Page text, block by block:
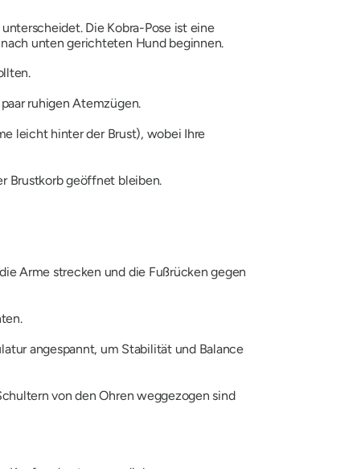
Die Kobra-Pose ist eine
unten gerichteten Hund beginnen.
ruhigen Atemzügen.
leicht hinter der Brust), wobei Ihre
Brustkorb geöffnet bleiben.
Arme strecken und die Fußrücken gegen
angespannt, um Stabilität und Balance
von den Ohren weggezogen sind